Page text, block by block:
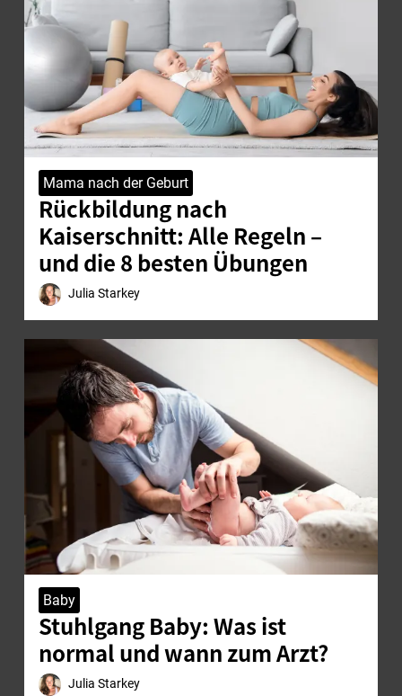
Mama nach der Geburt
Rückbildung nach
Kaiserschnitt: Alle Regeln –
und die 8 besten Übungen
Julia Starkey
Baby
Stuhlgang Baby: Was ist
normal und wann zum Arzt?
Julia Starkey